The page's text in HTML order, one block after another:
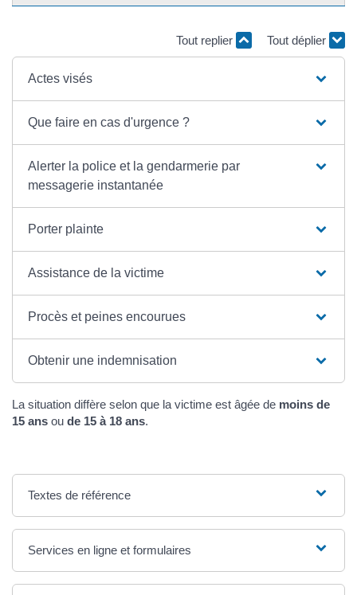
Tout replier Tout déplier
Actes visés
Que faire en cas d'urgence ?
Alerter la police et la gendarmerie par
messagerie instantanée
Porter plainte
Assistance de la victime
Procès et peines encourues
Obtenir une indemnisation
La situation diffère selon que la victime est âgée de moins de
15 ans ou de 15 à 18 ans.
Textes de référence
Services en ligne et formulaires